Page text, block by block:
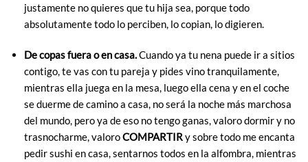
justamente no quieres que tu hija sea, porque todo
absolutamente todo lo perciben, lo copian, lo digieren.
De copas fuera o en casa.Cuando ya tu nena puede ir a sitios
contigo, te vas con tu pareja y pides vino tranquilamente,
mientras ella juega en la mesa, luego ella cena y en el coche
se duerme de camino a casa, no será la noche más marchosa
del mundo, pero ya de eso no tengo ganas, valoro dormir y no
trasnocharme, valoroCOMPARTIRy sobre todo me encanta
pedir sushi en casa, sentarnos todos en la alfombra, mientras